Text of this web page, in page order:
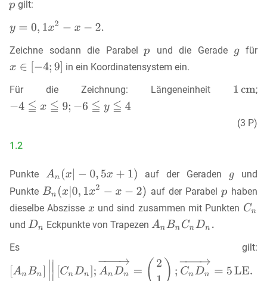
gilt:
Zeichne sodann die Parabel und die Gerade
für
in ein Koordinatensystem ein.
Für die Zeichnung: Längeneinheit
;
(3 P)
1.2
Punkte auf der Geraden
und
Punkte
auf der Parabel
haben
dieselbe Abszisse
und sind zusammen mit Punkten
und
Eckpunkte von Trapezen
Es gilt: